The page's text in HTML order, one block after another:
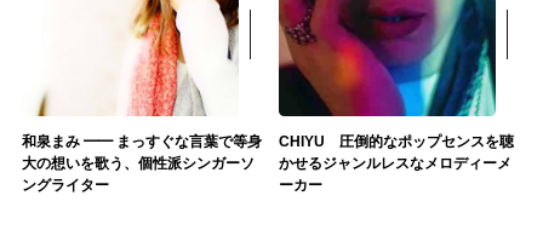
和泉まみ ━━ まっすぐな言葉で等身
大の想いを歌う、個性派シンガーソ
ングライター
CHIYU 圧倒的なポップセンスを聴
かせるジャンルレスなメロディーメ
ーカー